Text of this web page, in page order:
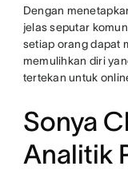
Dengan
jelas seputar
setiap orang dapat
memulihkan diri
tertekan untuk
Sonya
Analitik